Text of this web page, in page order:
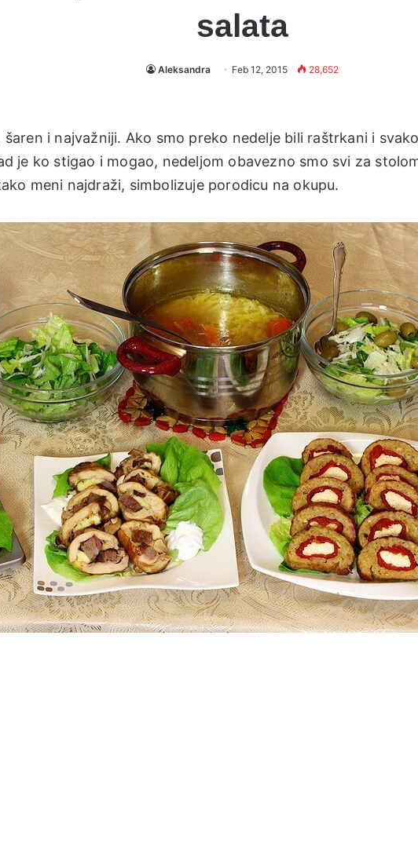
salata
Aleksandra Feb 12, 2015 28,652
i najvažniji. Ako smo preko nedelje bili raštrkani i
je ko stigao i mogao, nedeljom obavezno smo svi za
meni najdraži, simbolizuje porodicu na okupu.